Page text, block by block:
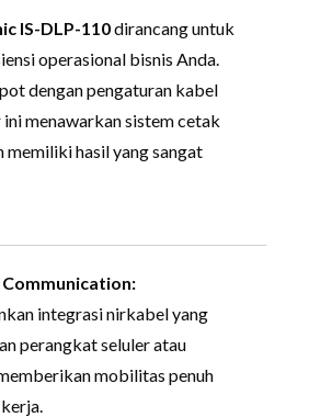
IS-DLP-110dirancang untuk
operasional bisnis Anda.
dengan pengaturan kabel
menawarkan sistem cetak
memiliki hasil yang sangat
integrasi nirkabel yang
perangkat seluler atau
mobilitas penuh